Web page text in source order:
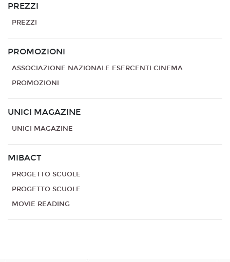
PREZZI
PREZZI
PROMOZIONI
ASSOCIAZIONE NAZIONALE ESERCENTI CINEMA
PROMOZIONI
UNICI MAGAZINE
UNICI MAGAZINE
MIBACT
PROGETTO SCUOLE
PROGETTO SCUOLE
MOVIE READING